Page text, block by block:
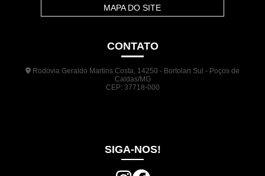
MAPA DO SITE
CONTATO
Rodovia Geraldo Martins Costa, 14250 - Bortolan Sul - Poços de
Caldas/MG
CEP: 37718-000
SIGA-NOS!